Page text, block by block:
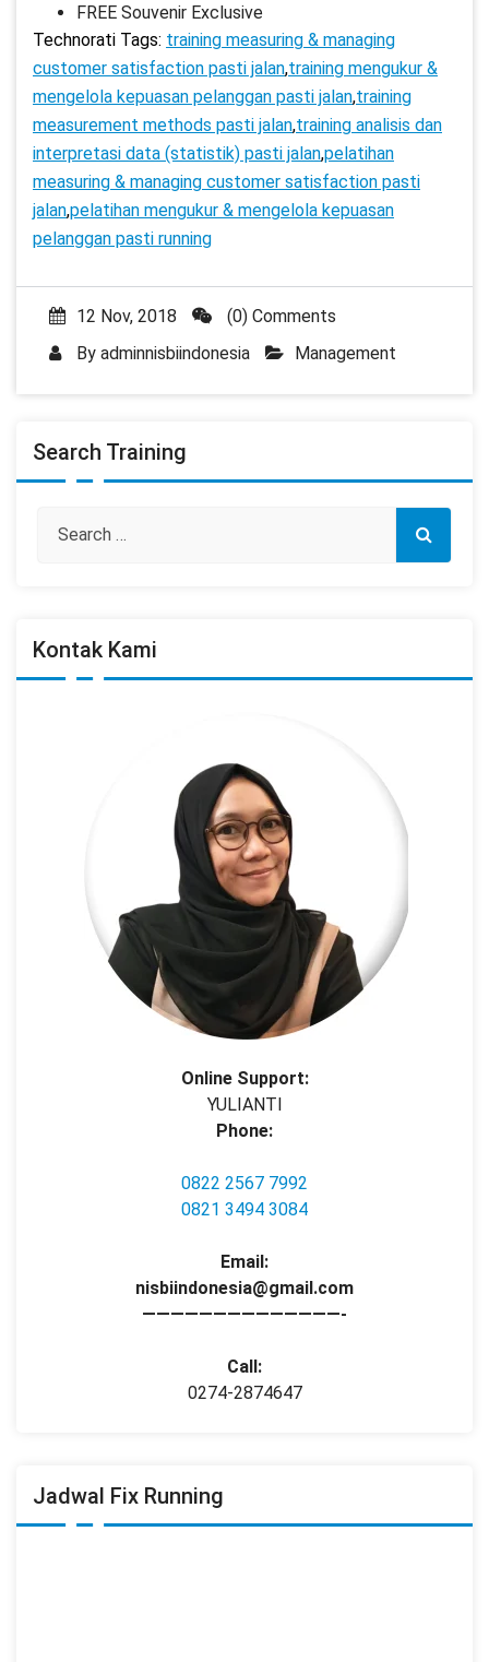
FREE Souvenir Exclusive
Technorati Tags: training measuring & managing
customer satisfaction pasti jalan,training mengukur &
mengelola kepuasan pelanggan pasti jalan,training
measurement methods pasti jalan,training analisis dan
interpretasi data (statistik) pasti jalan,pelatihan
measuring & managing customer satisfaction pasti
jalan,pelatihan mengukur & mengelola kepuasan
pelanggan pasti running
12 Nov, 2018
(0) Comments
By adminnisbiindonesia Management
Search Training
Kontak Kami
Online Support:
YULIANTI
Phone:
0822 2567 7992
0821 3494 3084
Email:
nisbiindonesia@gmail.com
——————————————-
Call:
0274-2874647
Jadwal Fix Running